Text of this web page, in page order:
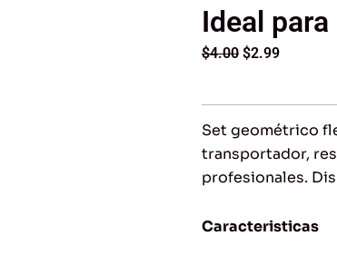
Ideal
$4.00 Original
$4.00.
$2.99Current
$2.99.
Set geométrico
transportador,
profesionales.
Caracteristicas